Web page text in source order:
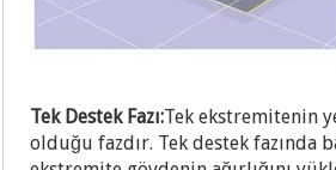
Tek Destek Fazı:Tek ekstremitenin
olduğu fazdır. Tek destek fazında